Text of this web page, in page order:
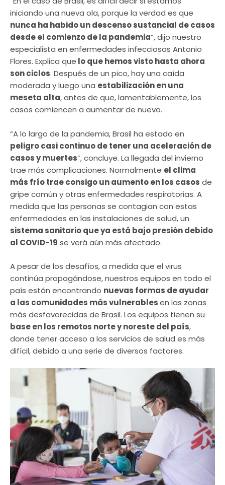
iniciando una nueva ola, porque la verdad es que
nunca ha habido un descenso sustancial de casos
desde el comienzo de la pandemia”, dijo nuestro
especialista en enfermedades infecciosas Antonio
Flores. Explica que lo que hemos visto hasta ahora
son ciclos. Después de un pico, hay una caída
moderada y luego una estabilización en una
meseta alta, antes de que, lamentablemente, los
casos comiencen a aumentar de nuevo.
“A lo largo de la pandemia, Brasil ha estado en
peligro casi continuo de tener una aceleración de
casos y muertes”, concluye. La llegada del invierno
trae más complicaciones. Normalmente el clima
más frío trae consigo un aumento en los casos de
gripe común y otras enfermedades respiratorias. A
medida que las personas se contagian con estas
enfermedades en las instalaciones de salud, un
sistema sanitario que ya está bajo presión debido
al COVID-19 se verá aún más afectado.
A pesar de los desafíos, a medida que el virus
continúa propagándose, nuestros equipos en todo el
país están encontrando nuevas formas de ayudar
a las comunidades más vulnerablesen las zonas
más desfavorecidas de Brasil. Los equipos tienen su
base en los remotos norte y noreste del país,
donde tener acceso a los servicios de salud es más
difícil, debido a una serie de diversos factores.